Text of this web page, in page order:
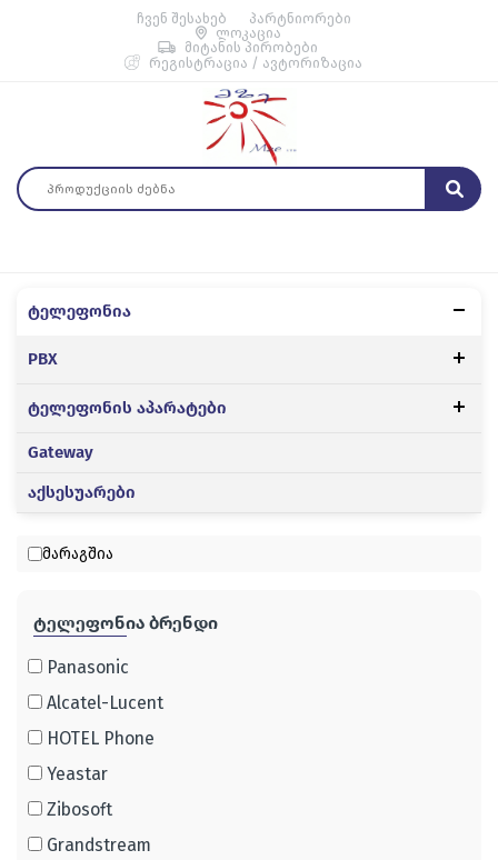
ჩვენ შესახებ
პარტნიორები
ლოკაცია
მიტანის პირობები
რეგისტრაცია / ავტორიზაცია
ტელეფონია
PBX
ტელეფონის აპარატები
Gateway
აქსესუარები
მარაგშია
ტელეფონია ბრენდი
Panasonic
Alcatel-Lucent
HOTEL Phone
Yeastar
Zibosoft
Grandstream